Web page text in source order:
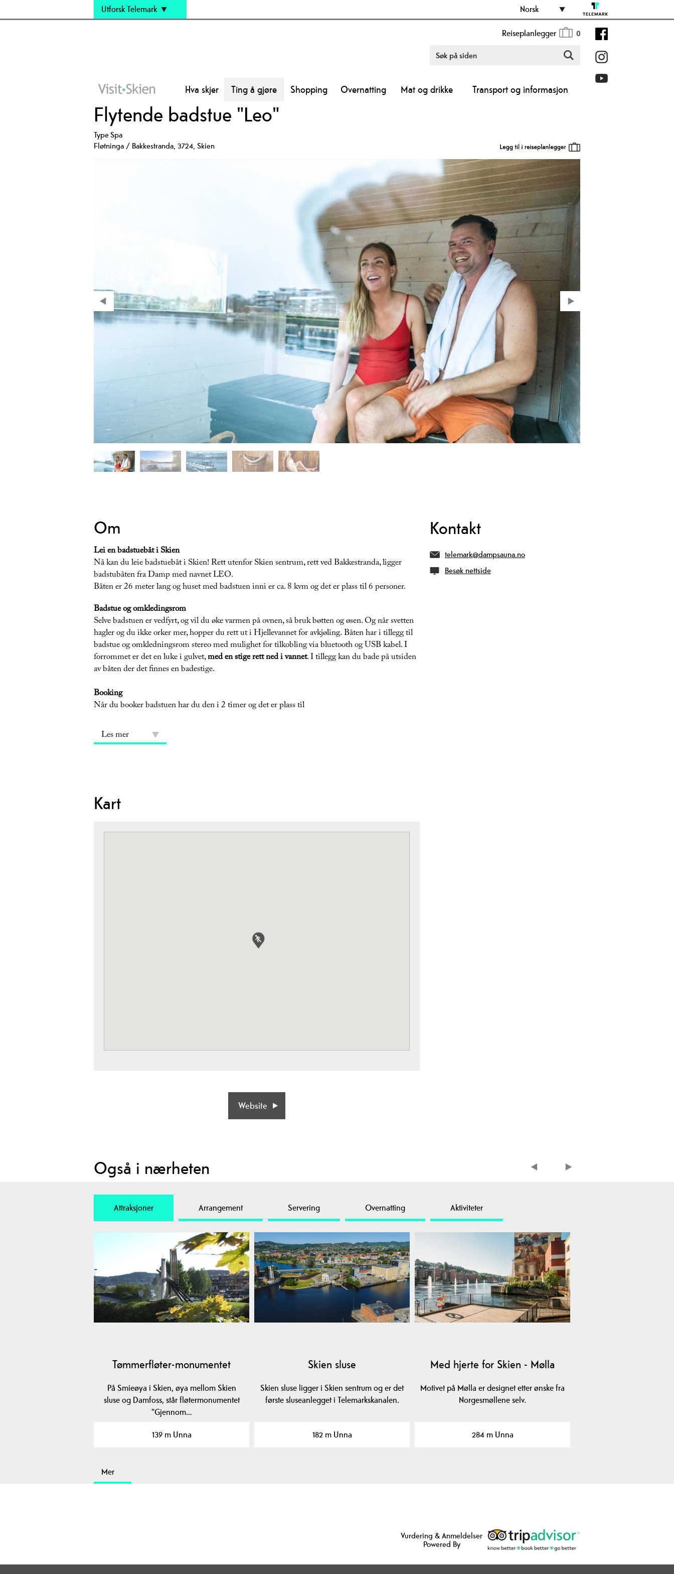
Utforsk Telemark Norsk
Reiseplanlegger 0
Hva skjer Ting å gjøre Shopping Overnatting Mat og drikke Transport og informasjon
Flytende badstue "Leo"
TypeSpa
Fløtninga / Bakkestranda, 3724, Skien
Om
Lei en badstuebåt i Skien
Nå kan du leie badstuebåt i Skien! Rett utenfor Skien sentrum, rett ved Bakkestranda, ligger
badstubåten fra Damp med navnet LEO.
Båten er 26 meter lang og huset med badstuen inni er ca. 8 kvm og det er plass til 6 personer.
Badstue og omkledingsrom
Selve badstuen er vedfyrt, og vil du øke varmen på ovnen, så bruk bøtten og øsen. Og når svetten
hagler og du ikke orker mer, hopper du rett ut i Hjellevannet for avkjøling. Båten har i tillegg til
badstue og omkledningsrom stereo med mulighet for tilkobling via bluetooth og USB kabel. I
forrommet er det en luke i gulvet,med en stige rett ned i vannet. I tillegg kan du bade på utsiden
av båten der det finnes en badestige.
Booking
Når du booker badstuen har du den i 2 timer og det er plass til
Les mer
Kart
Website
Kontakt
telemark@dampsauna.no
Besøk nettside
Også i nærheten
Attraksjoner Arrangement Servering Overnatting Aktiviteter
Tømmerfløter-monumentet
På Smieøya i Skien, øya mellom Skien
sluse og Damfoss, står fløtermonumentet
"Gjennom…
139 m Unna
Skien sluse
Skien sluse ligger i Skien sentrum og er det
første sluseanlegget i Telemarkskanalen.
182 m Unna
Med hjerte for Skien - Mølla
Motivet på Mølla er designet etter ønske fra
Norgesmøllene selv.
284 m Unna
Mer
Vurdering & Anmeldelser
Powered By